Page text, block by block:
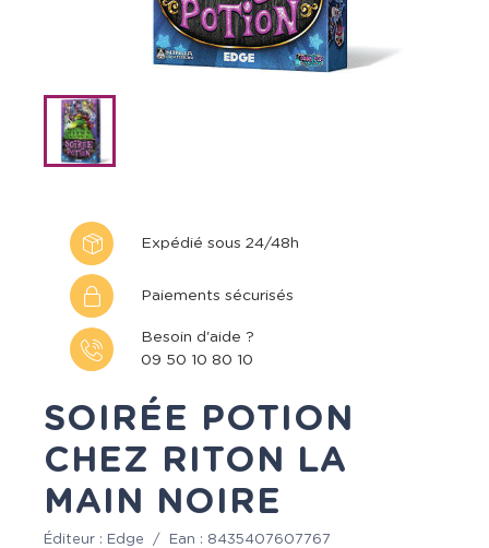
Expédié sous 24/48h
Paiements sécurisés
Besoin d'aide ?
09 50 10 80 10
SOIRÉE POTION
CHEZ RITON LA
MAIN NOIRE
Éditeur : Edge / Ean : 8435407607767